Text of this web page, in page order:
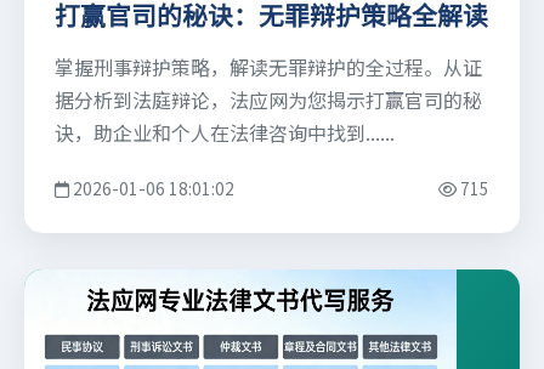
打赢官司的秘诀：无罪辩护策略全解读
掌握刑事辩护策略，解读无罪辩护的全过程。从证
据分析到法庭辩论，法应网为您揭示打赢官司的秘
诀，助企业和个人在法律咨询中找到......
2026-01-06 18:01:02 715